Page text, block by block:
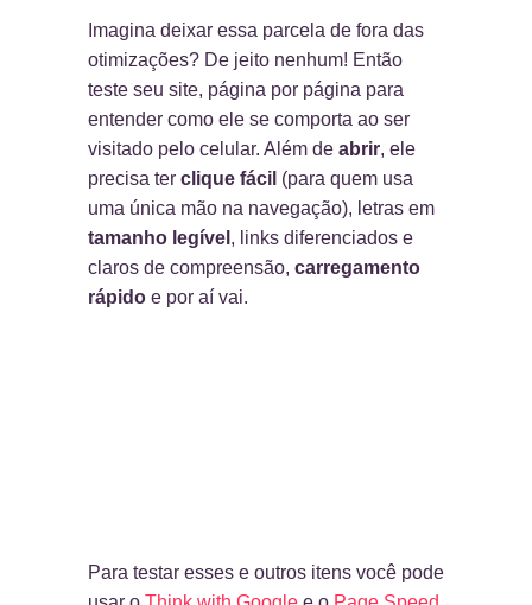
Imagina deixar essa parcela de fora das
otimizações? De jeito nenhum! Então
teste seu site, página por página para
entender como ele se comporta ao ser
visitado pelo celular. Além de abrir, ele
precisa ter clique fácil (para quem usa
uma única mão na navegação), letras em
tamanho legível , links diferenciados e
claros de compreensão, carregamento
rápido e por aí vai.
Para testar esses e outros itens você pode